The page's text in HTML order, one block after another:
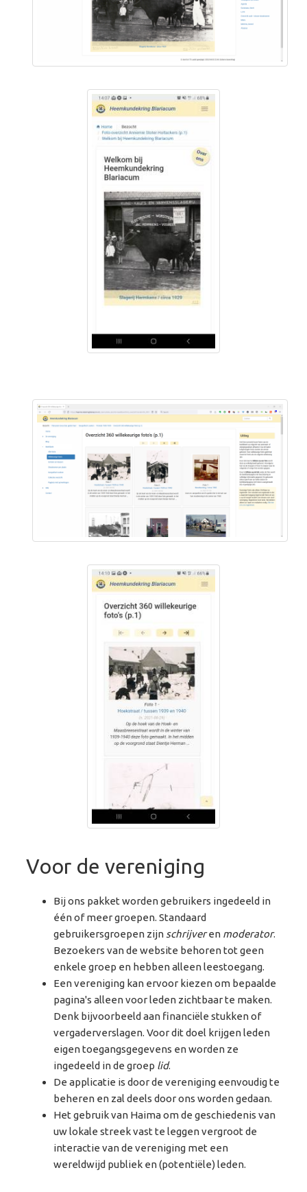
Voor de vereniging
Bij ons pakket worden gebruikers ingedeeld in
één of meer groepen. Standaard
gebruikersgroepen zijnschrijveren moderator.
Bezoekers van de website behoren tot geen
enkele groep en hebben alleen leestoegang.
Een vereniging kan ervoor kiezen om bepaalde
pagina's alleen voor leden zichtbaar te maken.
Denk bijvoorbeeld aan financiële stukken of
vergaderverslagen. Voor dit doel krijgen leden
eigen toegangsgegevens en worden ze
ingedeeld in de groep lid.
De applicatie is door de vereniging eenvoudig te
beheren en zal deels door ons worden gedaan.
Het gebruik van Haima om de geschiedenis van
uw lokale streek vast te leggen vergroot de
interactie van de vereniging met een
wereldwijd publiek en (potentiële) leden.